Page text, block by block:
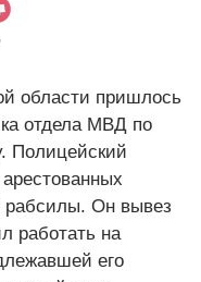
области пришлось
отдела МВД по
Полицейский
рабсилы. Он вывез
работать на
его